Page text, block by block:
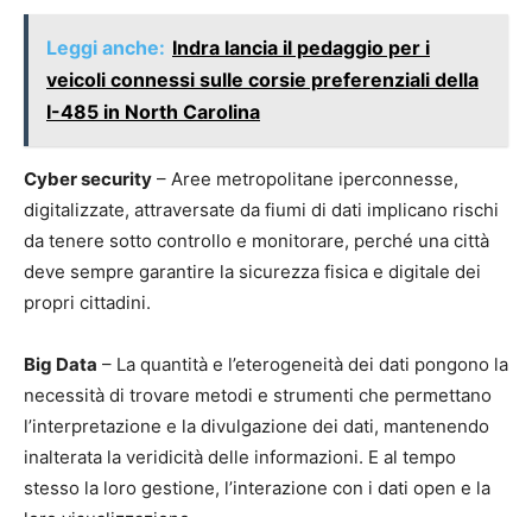
Leggi anche: Indra lancia il pedaggio per i
veicoli connessi sulle corsie preferenziali della
I-485 in North Carolina
Cyber security – Aree metropolitane iperconnesse,
digitalizzate, attraversate da fiumi di dati implicano rischi
da tenere sotto controllo e monitorare, perché una città
deve sempre garantire la sicurezza fisica e digitale dei
propri cittadini.
Big Data – La quantità e l’eterogeneità dei dati pongono la
necessità di trovare metodi e strumenti che permettano
l’interpretazione e la divulgazione dei dati, mantenendo
inalterata la veridicità delle informazioni. E al tempo
stesso la loro gestione, l’interazione con i dati open e la